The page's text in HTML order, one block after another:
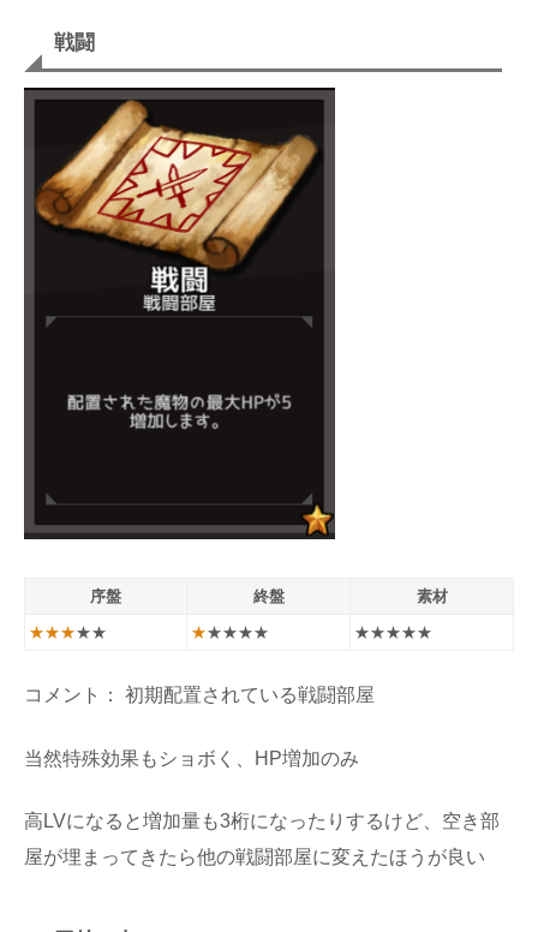
戦闘
序盤 終盤
素材
★★★★★ ★★★★★ ★★★★★
コメント： 初期配置されている戦闘部屋
当然特殊効果もショボく、HP増加のみ
高LVになると増加量も3桁になったりするけど、空き部
屋が埋まってきたら他の戦闘部屋に変えたほうが良い